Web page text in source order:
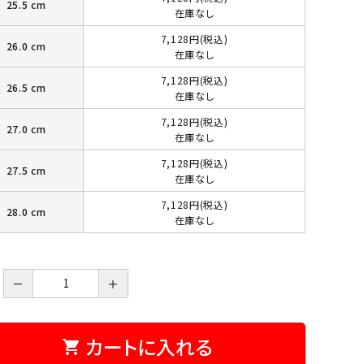
25.5 cm
在庫なし
26.0 cm
7,128円(税込)
在庫なし
26.5 cm
7,128円(税込)
在庫なし
27.0 cm
7,128円(税込)
在庫なし
27.5 cm
7,128円(税込)
在庫なし
28.0 cm
7,128円(税込)
在庫なし
－ ＋
shopping_cart カートに入れる